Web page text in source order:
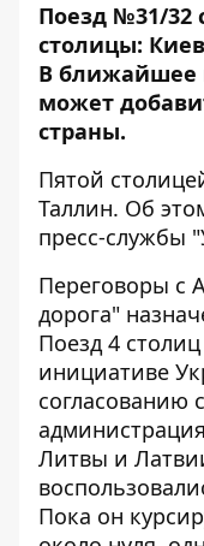
Поезд №31/32
столицы:
В ближайшее
может
страны.
Пятой
Таллин. Об
пресс-службы
Переговоры с
дорога"
Поезд 4
инициативе
согласованию
Литвы и
Пока он